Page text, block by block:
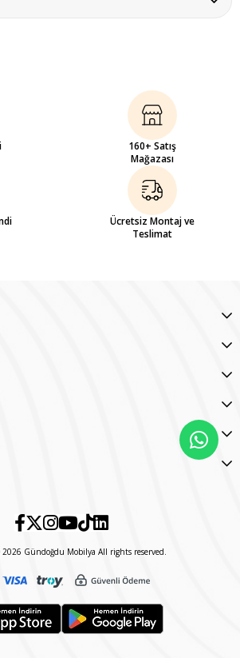
160+ Satış
Mağazası
Ücretsiz Montaj ve
Teslimat
Gündoğdu Mobilya All rights reserved.